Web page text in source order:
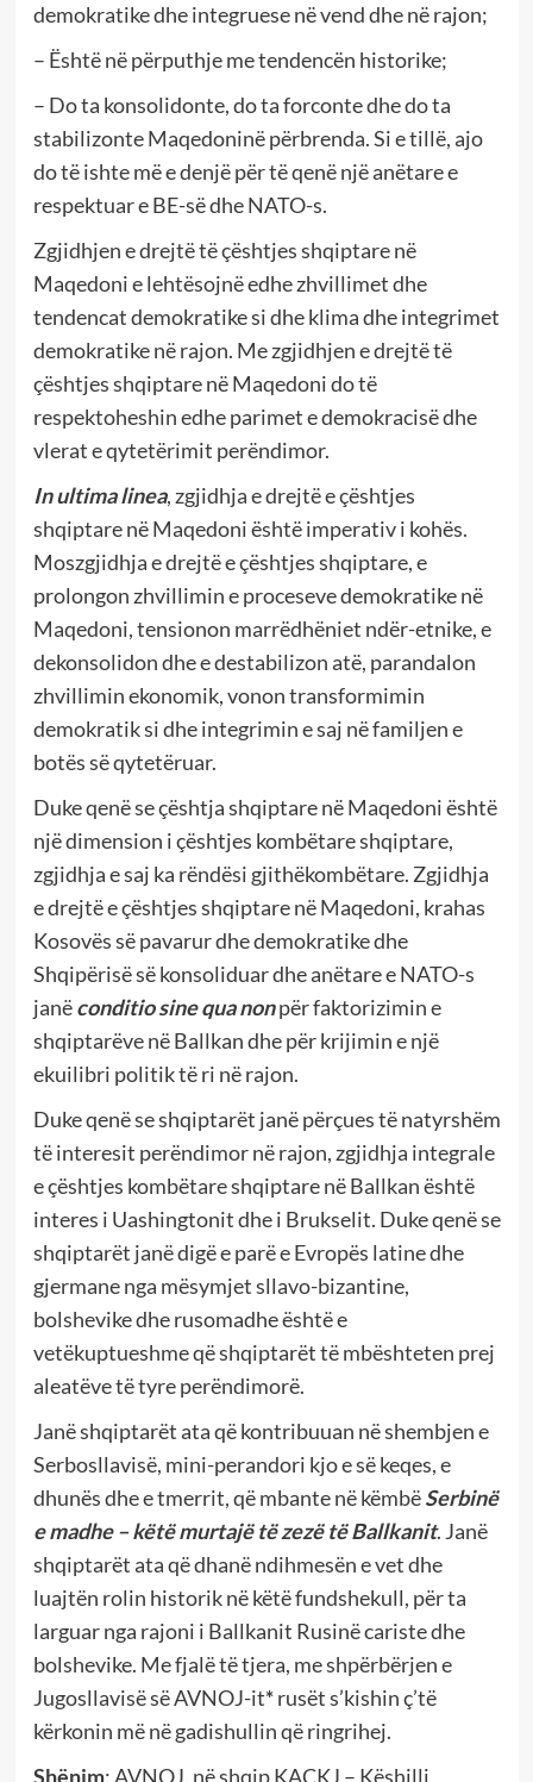
demokratike dhe integruese në vend dhe në rajon;
– Është në përputhje me tendencën historike;
– Do ta konsolidonte, do ta forconte dhe do ta
stabilizonte Maqedoninë përbrenda. Si e tillë, ajo
do të ishte më e denjë për të qenë një anëtare e
respektuar e BE-së dhe NATO-s.
Zgjidhjen e drejtë të çështjes shqiptare në
Maqedoni e lehtësojnë edhe zhvillimet dhe
tendencat demokratike si dhe klima dhe integrimet
demokratike në rajon. Me zgjidhjen e drejtë të
çështjes shqiptare në Maqedoni do të
respektoheshin edhe parimet e demokracisë dhe
vlerat e qytetërimit perëndimor.
In ultima linea, zgjidhja e drejtë e çështjes
shqiptare në Maqedoni është imperativ i kohës.
Moszgjidhja e drejtë e çështjes shqiptare, e
prolongon zhvillimin e proceseve demokratike në
Maqedoni, tensionon marrëdhëniet ndër-etnike, e
dekonsolidon dhe e destabilizon atë, parandalon
zhvillimin ekonomik, vonon transformimin
demokratik si dhe integrimin e saj në familjen e
botës së qytetëruar.
Duke qenë se çështja shqiptare në Maqedoni është
një dimension i çështjes kombëtare shqiptare,
zgjidhja e saj ka rëndësi gjithëkombëtare. Zgjidhja
e drejtë e çështjes shqiptare në Maqedoni, krahas
Kosovës së pavarur dhe demokratike dhe
Shqipërisë së konsoliduar dhe anëtare e NATO-s
janëconditio sine qua nonpër faktorizimin e
shqiptarëve në Ballkan dhe për krijimin e një
ekuilibri politik të ri në rajon.
Duke qenë se shqiptarët janë përçues të natyrshëm
të interesit perëndimor në rajon, zgjidhja integrale
e çështjes kombëtare shqiptare në Ballkan është
interes i Uashingtonit dhe i Brukselit. Duke qenë se
shqiptarët janë digë e parë e Evropës latine dhe
gjermane nga mësymjet sllavo-bizantine,
bolshevike dhe rusomadhe është e
vetëkuptueshme që shqiptarët të mbështeten prej
aleatëve të tyre perëndimorë.
Janë shqiptarët ata që kontribuuan në shembjen e
Serbosllavisë, mini-perandori kjo e së keqes, e
dhunës dhe e tmerrit, që mbante në këmbëSerbinë
e madhe – këtë murtajë të zezë të Ballkanit. Janë
shqiptarët ata që dhanë ndihmesën e vet dhe
luajtën rolin historik në këtë fundshekull, për ta
larguar nga rajoni i Ballkanit Rusinë cariste dhe
bolshevike. Me fjalë të tjera, me shpërbërjen e
Jugosllavisë së AVNOJ-it*rusët s’kishin ç’të
kërkonin më në gadishullin që ringrihej.
Shënim: AVNOJ, në shqip KAÇKJ – Këshilli